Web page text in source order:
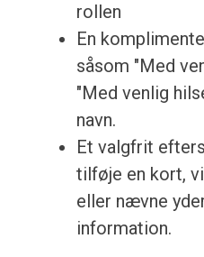
rollen
En
såsom "Med
"Med venlig
navn.
Et valgfrit
tilføje en kort,
eller nævne
information.